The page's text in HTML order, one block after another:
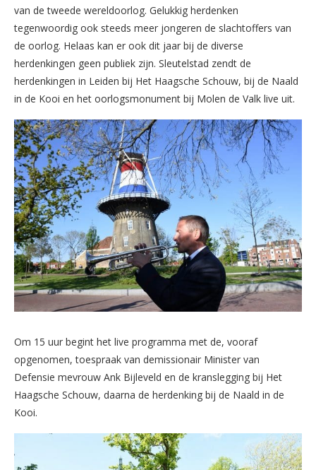
van de tweede wereldoorlog. Gelukkig herdenken
tegenwoordig ook steeds meer jongeren de slachtoffers van
de oorlog. Helaas kan er ook dit jaar bij de diverse
herdenkingen geen publiek zijn. Sleutelstad zendt de
herdenkingen in Leiden bij Het Haagsche Schouw, bij de Naald
in de Kooi en het oorlogsmonument bij Molen de Valk live uit.
Om 15 uur begint het live programma met de, vooraf
opgenomen, toespraak van demissionair Minister van
Defensie mevrouw Ank Bijleveld en de kranslegging bij Het
Haagsche Schouw, daarna de herdenking bij de Naald in de
Kooi.